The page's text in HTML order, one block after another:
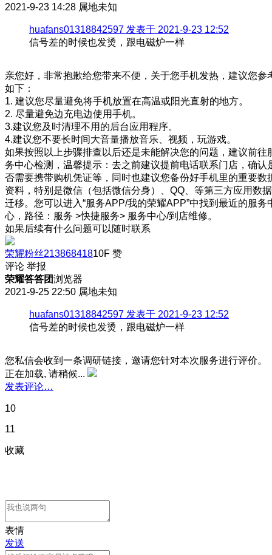
2021-9-23 14:28 属地未知
huafans01318842597 发表于 2021-9-23 12:52
信号差的时候也发烫，跟电磁炉一样
亲您好，非常抱歉给您带来不便，关于您手机发热，建议您参
如下：
1. 建议您尽量避免将手机放置在高温或阳光直射的地方。
2. 尽量避免边充电边使用手机。
3.建议您及时清理不用的后台应用程序。
4.建议您不要长时间大音量播放音乐、视频，玩游戏。
如果按照以上步骤排查以后还是未能解决您的问题，建议前往
务中心检测，温馨提示：去之前建议提前电话联系门店，确认
否需要携带购机凭证等，同时也建议您备份好手机里的重要数
资料，特别是微信（包括微信分身）、QQ、等第三方应用数据
迁移。您可以进入“服务APP/我的荣耀APP”中找到最近的服务
心，路径：服务 >快捷服务> 服务中心/到店维修。
如果后续有什么问题可以随时联系
荣耀粉丝21386841810F 赞
评论 举报
荣耀答答团浏览器
2021-9-25 22:50 属地未知
huafans01318842597 发表于 2021-9-23 12:52
信号差的时候也发烫，跟电磁炉一样
您私信会收到一条调研链接，邀请您针对本次服务进行评价。
正在加载, 请稍候...
发表评论…
10
11
收藏
表情
发送